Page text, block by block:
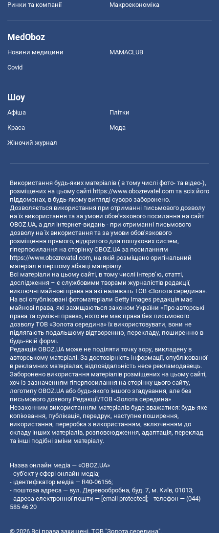
Ринки та компанії Макроекономіка
MedOboz
Новини медицини MAMACLUB
Covid
Шоу
Афіша Плітки
Краса Мода
Жіночий журнал
Використання будь-яких матеріалів ( в тому числі фото- та відео-),
розміщених на цьому сайті https://www.obozrevatel.com та всіх його
піддоменах, в будь-якому вигляді суворо заборонено.
Дозволяється використання при отриманні письмового дозволу
на їх використання та за умови обов'язкового посилання на сайт
OBOZ.UA, а для інтернет-видань - при отриманні письмового
дозволу на їх використання та за умови обов'язкового
розміщення прямого, відкритого для пошукових систем,
гіперпосилання на сторінку OBOZ.UA за посиланням
https://www.obozrevatel.com, на якій розміщено оригінальний
матеріал в першому абзаці матеріалу.
Всі матеріали на цьому сайті, в тому числі інтерв’ю, статті,
дослідження – є службовими творами журналістів редакції,
виключні майнові права на які належать ТОВ «Золота середина».
На всі опубліковані фотоматеріали Getty Images редакція має
майнові права, які захищаються законом України «Про авторські
права та суміжні права», ніхто не має права без письмового
дозволу ТОВ «Золота середина» їх використовувати, вони не
підлягають подальшому відтворенню, перекладу, поширенню в
будь-якій формі.
Редакція OBOZ.UA може не поділяти точку зору, викладену в
авторському матеріалі. За достовірність інформації, опублікованої
в рекламних матеріалах, відповідальність несе рекламодавець.
Заборонено використання матеріалів розміщених на цьому сайті,
хоч із зазначенням гіперпосилання на сторінку цього сайту,
логотипу OBOZ.UA або будь-якого іншого згадування, але без
письмового дозволу Редакції/ТОВ «Золота середина»
Незаконним використанням матеріалів буде вважатися: будь-яке
копiювання, публiкацiя, передрук, наступне поширення,
використання, переробка з використанням, включенням до
складу інших матеріалів, розповсюдження, адаптація, переклад
та інші подібні зміни матеріалу.
Назва онлайн медіа — «OBOZ.UA»
- суб'єкт у сфері онлайн медіа;
- ідентифікатор медіа — R40-06156;
- поштова адреса — вул. Деревообробна, буд. 7, м. Київ, 01013;
- адреса електронної пошти — [email protected]; - телефон — (044)
585 46 20
© 2026 Всі права захищені, ТОВ "Золота середина".